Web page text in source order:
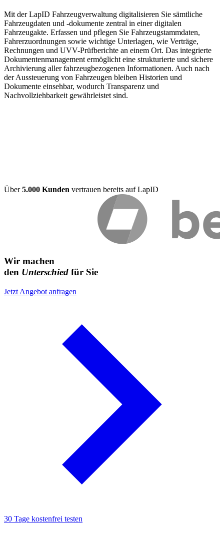
Mit der LapID Fahrzeugverwaltung digitalisieren Sie sämtliche
Fahrzeugdaten und -dokumente zentral in einer digitalen
Fahrzeugakte. Erfassen und pflegen Sie Fahrzeugstammdaten,
Fahrerzuordnungen sowie wichtige Unterlagen, wie Verträge,
Rechnungen und UVV-Prüfberichte an einem Ort. Das integrierte
Dokumentenmanagement ermöglicht eine strukturierte und sichere
Archivierung aller fahrzeugbezogenen Informationen. Auch nach
der Aussteuerung von Fahrzeugen bleiben Historien und
Dokumente einsehbar, wodurch Transparenz und
Nachvollziehbarkeit gewährleistet sind.
Über5.000 Kunden vertrauen bereits auf LapID
Wir machen
den Unterschied für Sie
Jetzt Angebot anfragen
30 Tage kostenfrei testen